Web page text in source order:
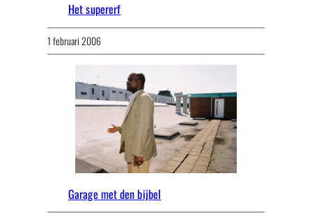
Het supererf
1 februari 2006
Garage met den bijbel